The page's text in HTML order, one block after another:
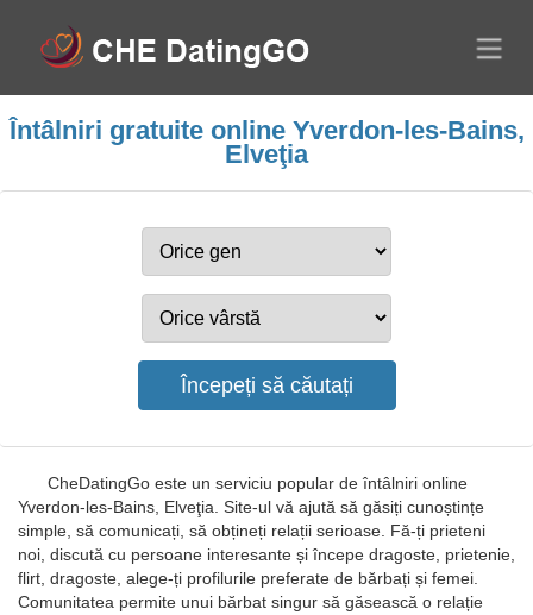
Întâlniri gratuite online Yverdon-les-Bains,
Elveţia
CheDatingGo este un serviciu popular de întâlniri online
Yverdon-les-Bains, Elveţia. Site-ul vă ajută să găsiți cunoștințe
simple, să comunicați, să obțineți relații serioase. Fă-ți prieteni
noi, discută cu persoane interesante și începe dragoste, prietenie,
flirt, dragoste, alege-ți profilurile preferate de bărbați și femei.
Comunitatea permite unui bărbat singur să găsească o relație